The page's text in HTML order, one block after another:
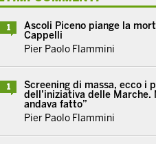
1
Ascoli Piceno piange la
Cappelli
Pier Paolo Flammini
1
Screening di massa, ecco i
dell’iniziativa delle Marche.
andava fatto”
Pier Paolo Flammini